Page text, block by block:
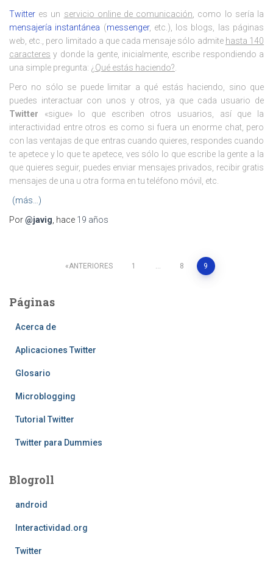
Twitter es un servicio online de comunicación , como lo sería la
mensajería instantánea (messenger, etc.), los blogs, las páginas
web, etc., pero limitado a que cada mensaje sólo admite hasta 140
caracteres y donde la gente, inicialmente, escribe respondiendo a
una simple pregunta: ¿Qué estás haciendo?
Pero no sólo se puede limitar a qué estás haciendo, sino que
puedes interactuar con unos y otros, ya que cada usuario de
Twitter «sigue» lo que escriben otros usuarios, así que la
interactividad entre otros es como si fuera un enorme chat, pero
con las ventajas de que entras cuando quieres, respondes cuando
te apetece y lo que te apetece, ves sólo lo que escribe la gente a la
que quieres seguir, puedes enviar mensajes privados, recibir gratis
mensajes de una u otra forma en tu teléfono móvil, etc.
(más…)
Por@javig , hace 19 años
Paginación
de
entradas
ANTERIORES 1 … 8 9
Páginas
Acerca de
Aplicaciones Twitter
Glosario
Microblogging
Tutorial Twitter
Twitter para Dummies
Blogroll
android
Interactividad.org
Twitter